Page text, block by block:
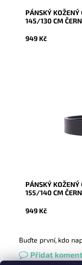
PÁNSKÝ
145/130 CM
949 Kč
2
PÁNSKÝ
155/140 CM
949 Kč
Buďte první, kdo
Přidat